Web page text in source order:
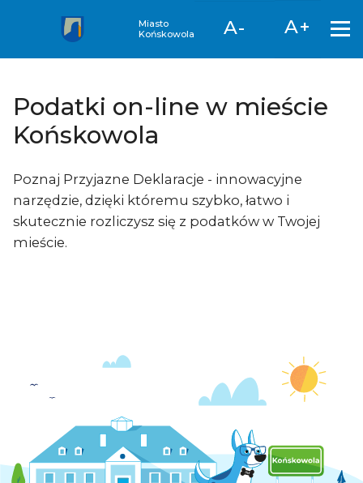
Miasto
Końskowola
A- A+
Podatki on-line w mieście
Końskowola
Poznaj Przyjazne Deklaracje - innowacyjne
narzędzie, dzięki któremu szybko, łatwo i
skutecznie rozliczysz się z podatków w Twojej
mieście.